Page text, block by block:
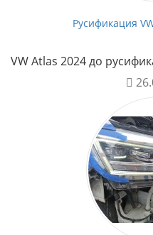
Русификация
VW Atlas 2024 до